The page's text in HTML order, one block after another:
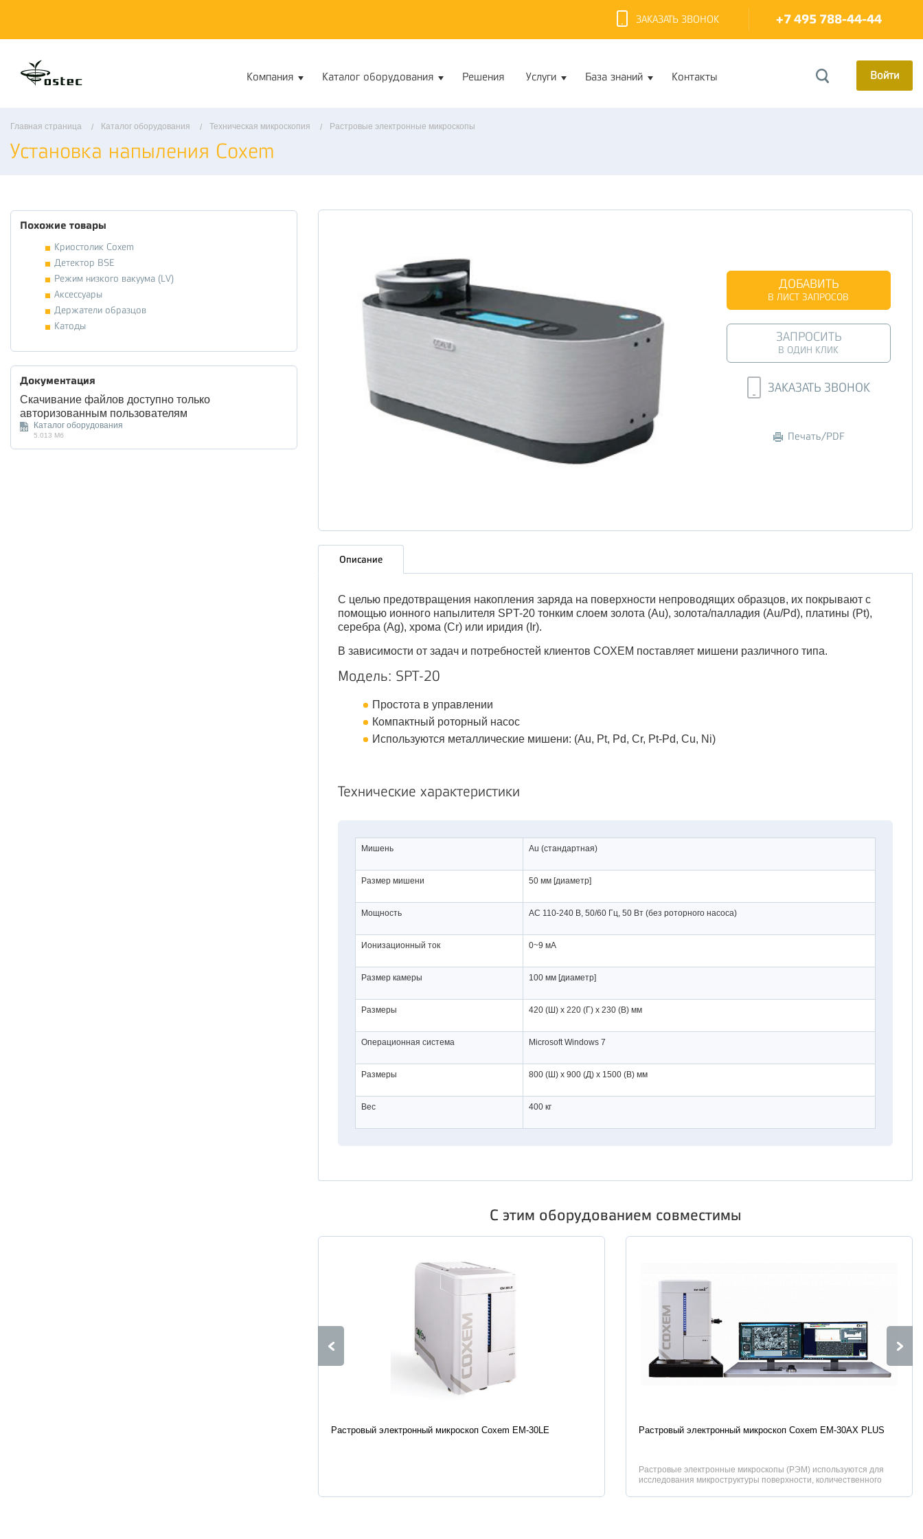
ЗАКАЗАТЬ ЗВОНОК +7 495 788-44-44
Компания Каталог оборудования Решения Услуги База знаний Контакты Войти
Главная страница Каталог оборудования Техническая микроскопия Растровые электронные микроскопы
Установка напыления Coxem
ДОБАВИТЬ
В ЛИСТ ЗАПРОСОВ
ЗАПРОСИТЬ
В ОДИН КЛИК
ЗАКАЗАТЬ ЗВОНОК
Печать/PDF
Описание
С целью предотвращения накопления заряда на поверхности непроводящих образцов, их покрывают с
помощью ионного напылителя SPT-20 тонким слоем золота (Au), золота/палладия (Au/Pd), платины (Pt),
серебра (Ag), хрома (Cr) или иридия (Ir).
В зависимости от задач и потребностей клиентов COXEM поставляет мишени различного типа.
Модель: SPT-20
Простота в управлении
Компактный роторный насос
Используются металлические мишени: (Au, Pt, Pd, Cr, Pt-Pd, Cu, Ni)
Технические характеристики
Мишень Au (стандартная)
Размер мишени 50 мм [диаметр]
Мощность AC 110-240 В, 50/60 Гц, 50 Вт (без роторного насоса)
Ионизационный ток 0~9 мА
Размер камеры 100 мм [диаметр]
Размеры 420 (Ш) x 220 (Г) x 230 (В) мм
Операционная система Microsoft Windows 7
Размеры 800 (Ш) x 900 (Д) x 1500 (В) мм
Вес 400 кг
Похожие товары
Криостолик Coxem
Детектор BSE
Режим низкого вакуума (LV)
Аксессуары
Держатели образцов
Катоды
Документация
Скачивание файлов доступно только
авторизованным пользователям
Каталог оборудования
5.013 Мб
С этим оборудованием совместимы
Растровый электронный микроскоп Coxem EM-30LE Растровый электронный микроскоп Coxem EM-30AX PLUS
Растровые электронные микроскопы (РЭМ) используются для
исследования микроструктуры поверхности, количественного